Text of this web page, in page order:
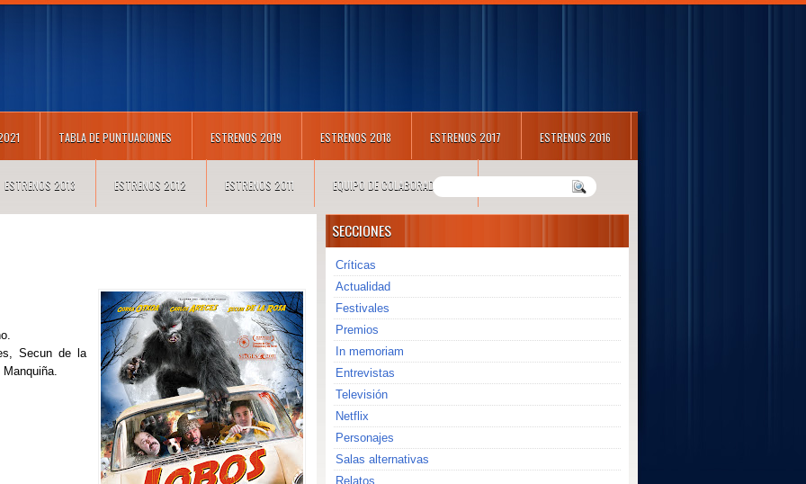
TABLA DE PUNTUACIONES ESTRENOS 2019 ESTRENOS 2018 ESTRENOS 2017 ESTRENOS 2016
ESTRENOS 2013 ESTRENOS 2012 ESTRENOS 2011 EQUIPO DE COLABORADORES
Secun de la
SECCIONES
Críticas
Actualidad
Festivales
Premios
In memoriam
Entrevistas
Televisión
Netflix
Personajes
Salas alternativas
Relatos